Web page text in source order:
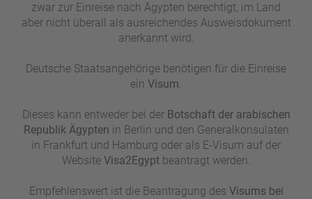
zwar zur Einreise nach Ägypten berechtigt, im Land
aber nicht überall als ausreichendes Ausweisdokument
anerkannt wird.
Deutsche Staatsangehörige benötigen für die Einreise
ein Visum.
Dieses kann entweder bei der Botschaft der arabischen
Republik Ägypten in Berlin und den Generalkonsulaten
in Frankfurt und Hamburg oder als E-Visum auf der
Website Visa2Egyptbeantragt werden.
Empfehlenswert ist die Beantragung des Visums bei